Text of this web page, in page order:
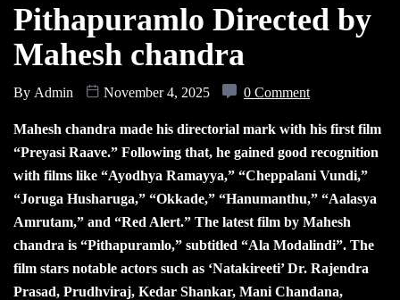
Pithapuramlo Directed by
Mahesh chandra
By Admin November 4, 2025 0 Comment
Mahesh chandra made his directorial mark with his first film
“Preyasi Raave.” Following that, he gained good recognition
with films like “Ayodhya Ramayya,” “Cheppalani Vundi,”
“Joruga Husharuga,” “Okkade,” “Hanumanthu,” “Aalasya
Amrutam,” and “Red Alert.” The latest film by Mahesh
chandra is “Pithapuramlo,” subtitled “Ala Modalindi”. The
film stars notable actors such as ‘Natakireeti’ Dr. Rajendra
Prasad, Prudhviraj, Kedar Shankar, Mani Chandana,